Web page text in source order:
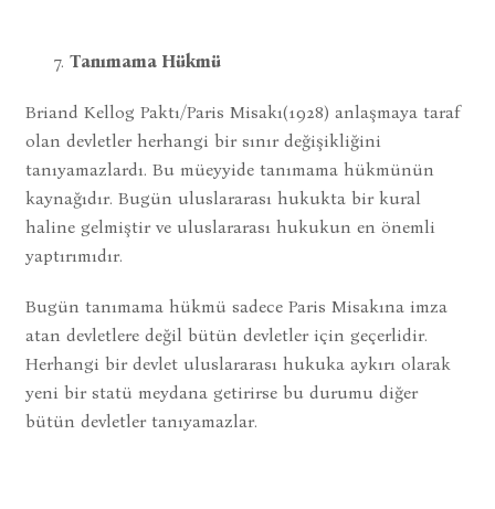
Tanımama Hükmü
Briand Kellog Paktı/Paris Misakı(1928) anlaşmaya taraf
olan devletler herhangi bir sınır değişikliğini
tanıyamazlardı. Bu müeyyide tanımama hükmünün
kaynağıdır. Bugün uluslararası hukukta bir kural
haline gelmiştir ve uluslararası hukukun en önemli
yaptırımıdır.
Bugün tanımama hükmü sadece Paris Misakına imza
atan devletlere değil bütün devletler için geçerlidir.
Herhangi bir devlet uluslararası hukuka aykırı olarak
yeni bir statü meydana getirirse bu durumu diğer
bütün devletler tanıyamazlar.